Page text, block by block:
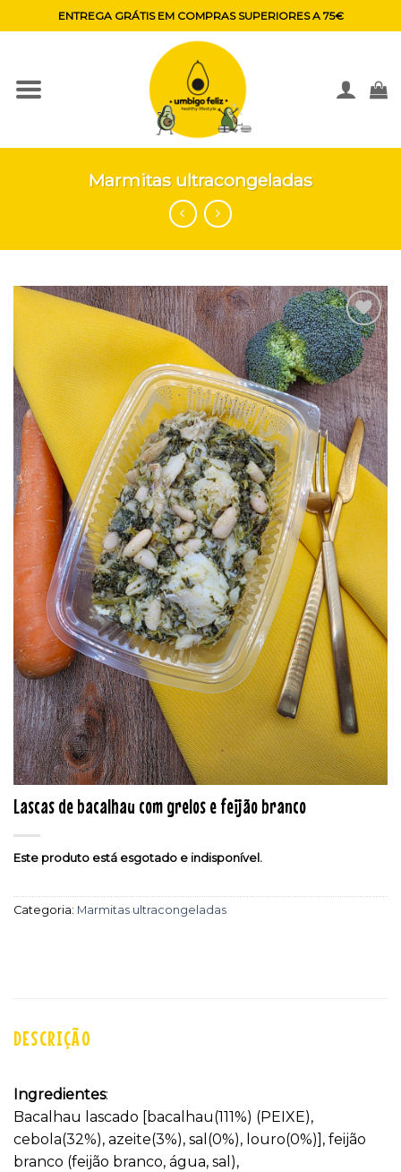
to
ENTREGA GRÁTIS EM COMPRAS SUPERIORES A 75€
Marmitas ultracongeladas
Adicionar
aos
favoritos
Lascas de bacalhau com grelos e feijão branco
Este produto está esgotado e indisponível.
Categoria: Marmitas ultracongeladas
DESCRIÇÃO
Ingredientes:
Bacalhau lascado [bacalhau(111%) (PEIXE),
cebola(32%), azeite(3%), sal(0%), louro(0%)], feijão
branco (feijão branco, água, sal),